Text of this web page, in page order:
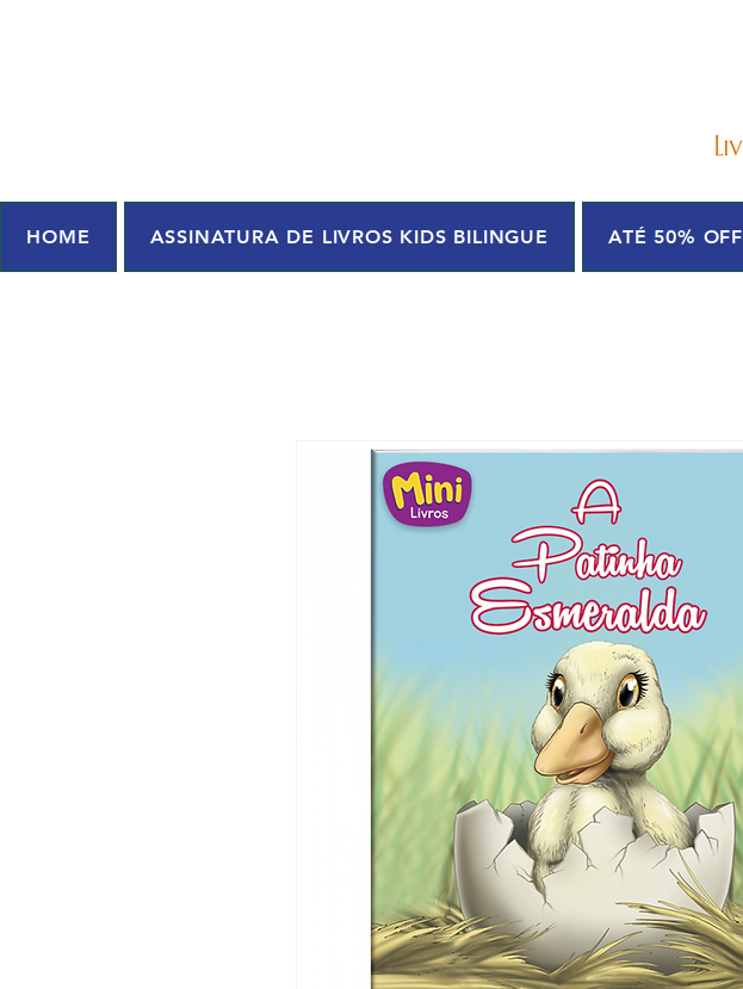
HOME ASSINATURA DE LIVROS KIDS BILINGUE ATÉ 50% OFF